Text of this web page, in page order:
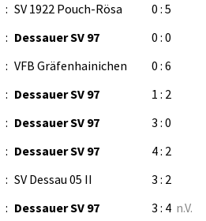
: SV 1922 Pouch-Rösa
0 : 5
: Dessauer SV 97
0 : 0
: VFB Gräfenhainichen
0 : 6
: Dessauer SV 97
1 : 2
: Dessauer SV 97
3 : 0
: Dessauer SV 97
4 : 2
: SV Dessau 05 II
3 : 2
: Dessauer SV 97 3 : 4 n.V.